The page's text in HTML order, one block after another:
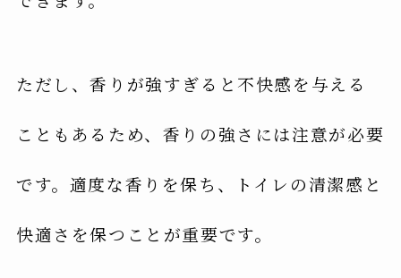
ただし、香りが強すぎると不快感を与える
こともあるため、香りの強さには注意が必要
です。適度な香りを保ち、トイレの清潔感と
快適さを保つことが重要です。